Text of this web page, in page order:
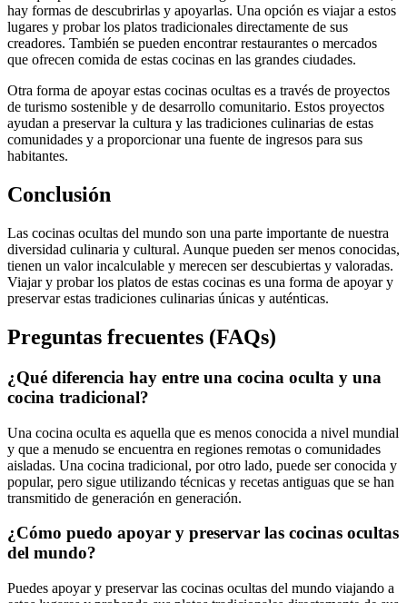
hay formas de descubrirlas y apoyarlas. Una opción es viajar a estos
lugares y probar los platos tradicionales directamente de sus
creadores. También se pueden encontrar restaurantes o mercados
que ofrecen comida de estas cocinas en las grandes ciudades.
Otra forma de apoyar estas cocinas ocultas es a través de proyectos
de turismo sostenible y de desarrollo comunitario. Estos proyectos
ayudan a preservar la cultura y las tradiciones culinarias de estas
comunidades y a proporcionar una fuente de ingresos para sus
habitantes.
Conclusión
Las cocinas ocultas del mundo son una parte importante de nuestra
diversidad culinaria y cultural. Aunque pueden ser menos conocidas,
tienen un valor incalculable y merecen ser descubiertas y valoradas.
Viajar y probar los platos de estas cocinas es una forma de apoyar y
preservar estas tradiciones culinarias únicas y auténticas.
Preguntas frecuentes (FAQs)
¿Qué diferencia hay entre una cocina oculta y una
cocina tradicional?
Una cocina oculta es aquella que es menos conocida a nivel mundial
y que a menudo se encuentra en regiones remotas o comunidades
aisladas. Una cocina tradicional, por otro lado, puede ser conocida y
popular, pero sigue utilizando técnicas y recetas antiguas que se han
transmitido de generación en generación.
¿Cómo puedo apoyar y preservar las cocinas ocultas
del mundo?
Puedes apoyar y preservar las cocinas ocultas del mundo viajando a